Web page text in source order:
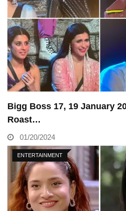
Bigg Boss 17, 19 January
Roast…
01/20/2024
ENTERTAINMENT